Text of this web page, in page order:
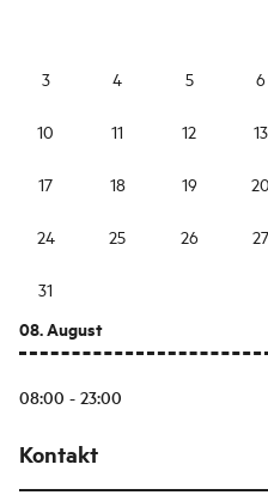
3 4 5 6
10 11 12 13
17 18 19 20
24 25 26 27
31
08. August
08:00 - 23:00
Kontakt